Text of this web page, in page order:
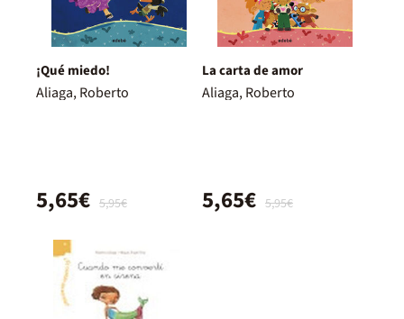
¡Qué miedo!
Aliaga, Roberto
5,95€
5,65€
La carta de amor
Aliaga, Roberto
5,95€
5,65€